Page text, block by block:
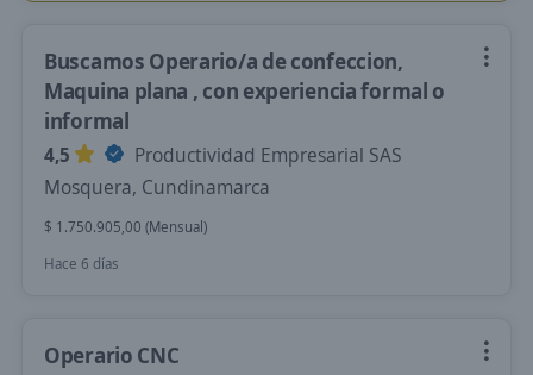
Buscamos Operario/a de confeccion,
Maquina plana , con experiencia formal o
informal
4,5
Productividad Empresarial SAS
Mosquera, Cundinamarca
$ 1.750.905,00 (Mensual)
Hace 6 días
Operario CNC